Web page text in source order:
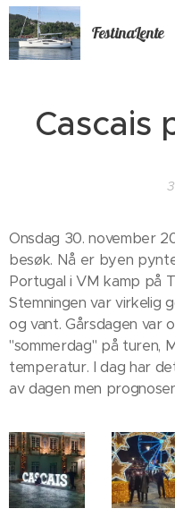
FestinaLente
Cascais
Onsdag 30. november
besøk. Nå er byen
Portugal i VM kamp på
Stemningen var virkelig
og vant. Gårsdagen var
"sommerdag" på turen,
temperatur. I dag har
av dagen men